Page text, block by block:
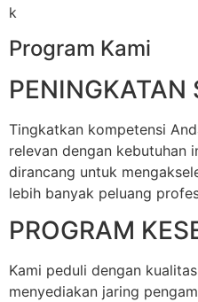
k
Program Kami
PENINGKATAN
Tingkatkan kompetensi
relevan dengan kebutuhan
dirancang untuk
lebih banyak peluang
PROGRAM
Kami peduli dengan
menyediakan jaring